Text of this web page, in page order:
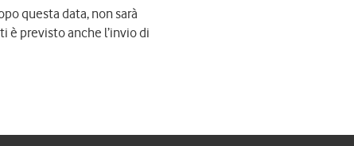
questa data, non sarà
è previsto anche l’invio di